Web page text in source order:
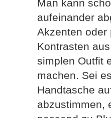
Man kann
aufeinander
Akzenten oder
Kontrasten
simplen Outfit
machen. Sei
Handtasche
abzustimmen,